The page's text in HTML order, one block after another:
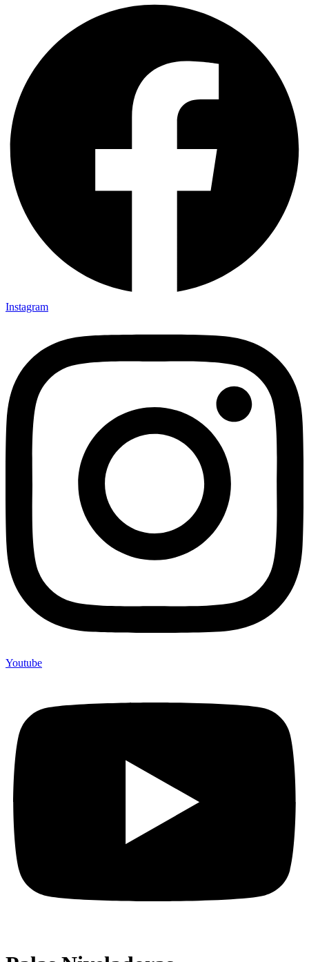
Instagram
Youtube